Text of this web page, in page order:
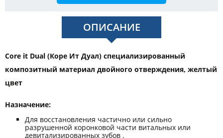
ОПИСАНИЕ
Core it Dual (Коре Ит Дуал) специализированный
композитный материал двойного отверждения, желтый
цвет
Назначение:
Для восстановления частично или сильно
разрушенной коронковой части витальных или
девитализированных зубов .